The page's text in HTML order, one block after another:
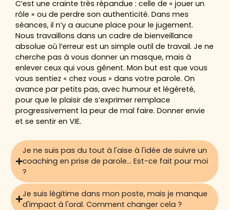
C’est une crainte très répandue : celle de « jouer un
rôle » ou de perdre son authenticité. Dans mes
séances, il n’y a aucune place pour le jugement.
Nous travaillons dans un cadre de bienveillance
absolue où l’erreur est un simple outil de travail. Je ne
cherche pas à vous donner un masque, mais à
enlever ceux qui vous gênent. Mon but est que vous
vous sentiez « chez vous » dans votre parole. On
avance par petits pas, avec humour et légèreté,
pour que le plaisir de s’exprimer remplace
progressivement la peur de mal faire. Donner envie
et se sentir en VIE.
Je ne suis pas du tout à l'aise à l'idée de suivre un
coaching en prise de parole... Est-ce fait pour moi
?
Je suis légitime dans mon poste, mais je manque
d'impact à l'oral. Comment changer cela ?